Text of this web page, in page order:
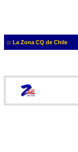
:: La Zona CQ de Chile